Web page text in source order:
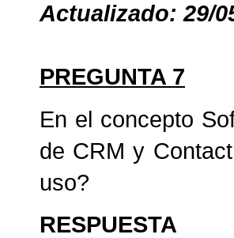
Actualizado: 29/
PREGUNTA 7
En el concepto
de CRM y
uso?
RESPUESTA